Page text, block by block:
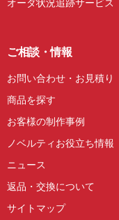
オーダ状況追跡サービス
ご相談・情報
お問い合わせ・お見積り
商品を探す
お客様の制作事例
ノベルティお役立ち情報
ニュース
返品・交換について
サイトマップ